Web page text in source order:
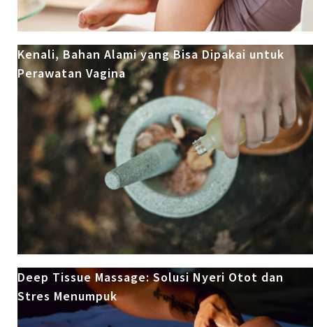
Kenali, Bahan Alami yang Bisa Dipakai untuk
Perawatan Vagina
Deep Tissue Massage: Solusi Nyeri Otot dan
Stres Menumpuk